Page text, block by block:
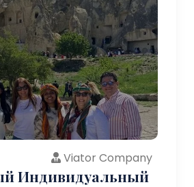
Viator Company
Индивидуальный